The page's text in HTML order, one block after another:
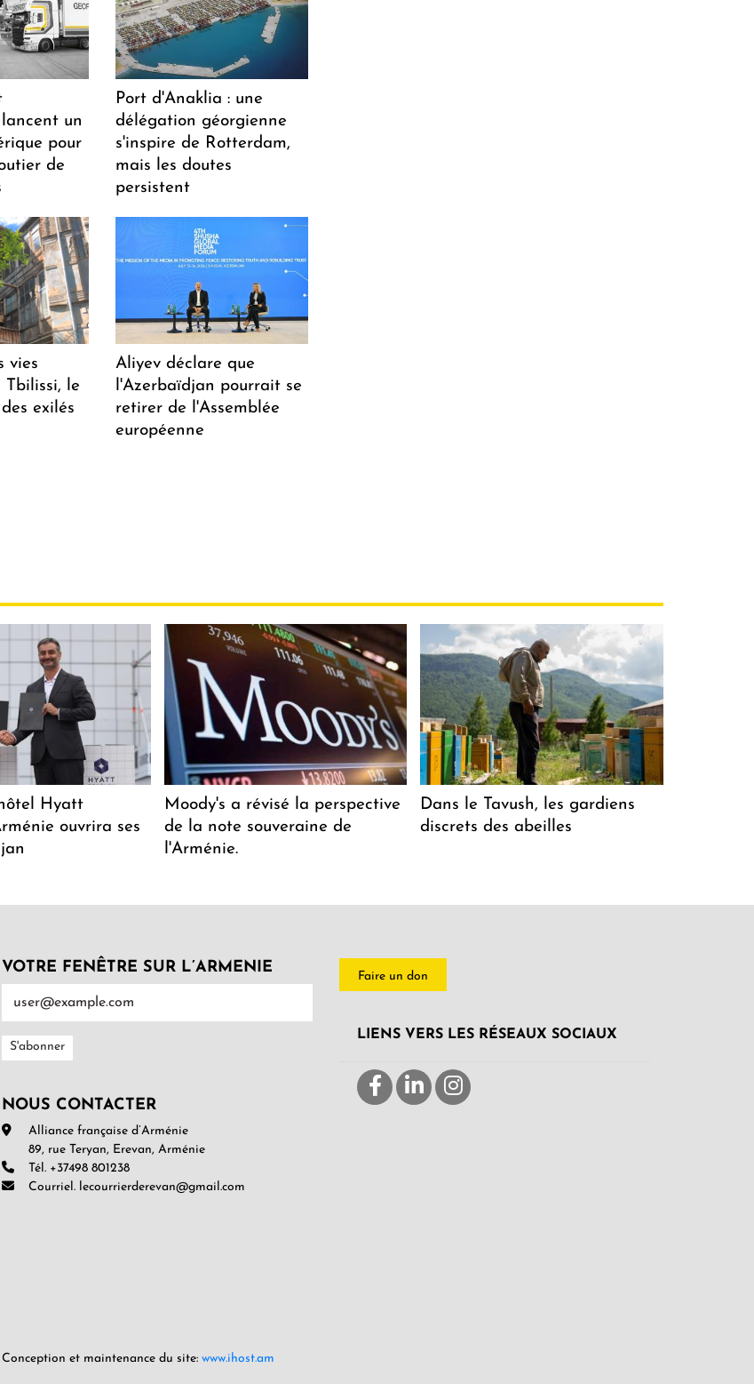
un
pour
de
Port d'Anaklia : une
délégation géorgienne
s'inspire de Rotterdam,
mais les doutes
persistent
vies
Tbilissi, le
exilés
Aliyev déclare que
l'Azerbaïdjan pourrait se
retirer de l'Assemblée
européenne
Hyatt
ouvrira ses
Moody's a révisé la perspective
de la note souveraine de
l'Arménie.
Dans le Tavush, les gardiens
discrets des abeilles
VOTRE FENÊTRE SUR L’ARMENIE
NOUS CONTACTER
Alliance française d’Arménie
89, rue Teryan, Erevan, Arménie
Tél. +37498 801238
Courriel. lecourrierderevan@gmail.com
Conception et maintenance du site: www.ihost.am
Faire un don
LIENS VERS LES RÉSEAUX SOCIAUX